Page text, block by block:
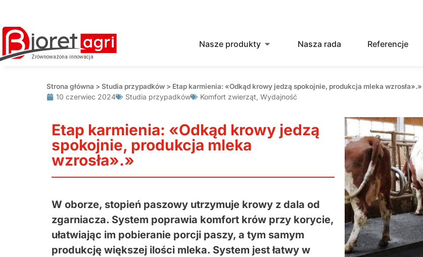
Nasze produkty Nasza rada Referencje
Strona główna > Studia przypadków > Etap karmienia: «Odkąd krowy jedzą spokojnie, produkcja mleka wzrosła».»
10 czerwiec 2024 Studia przypadków Komfort zwierząt Wydajność
Etap karmienia: «Odkąd krowy jedzą
spokojnie, produkcja mleka
wzrosła».»
W oborze, stopień paszowy utrzymuje krowy z dala od
zgarniacza. System poprawia komfort krów przy korycie,
ułatwiając im pobieranie porcji paszy, a tym samym
produkcję większej ilości mleka. System jest łatwy w